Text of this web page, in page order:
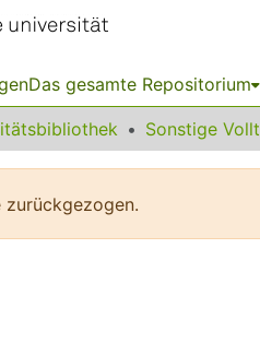
Das gesamte Repositorium
zurückgezogen.